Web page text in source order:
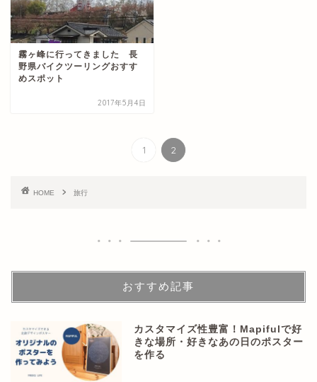
霧ヶ峰に行ってきました 長
野県バイクツーリングおすす
めスポット
2017年5月4日
1 2
HOME 旅行
おすすめ記事
カスタマイズ性豊富！Mapifulで好
きな場所・好きなあの日のポスター
を作る